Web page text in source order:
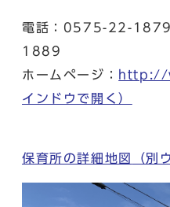
電話：0575-22-
1889
ホームページ：
http://
インドウで開く）
保育所の詳細地図 （別